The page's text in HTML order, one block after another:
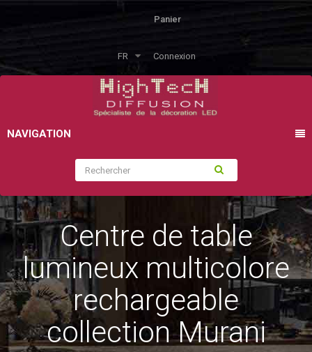
Panier
FR Connexion
NAVIGATION
Centre de table
lumineux multicolore
rechargeable
collection Murani